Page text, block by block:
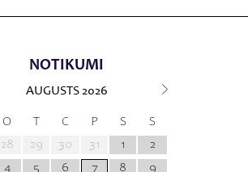
NOTIKUMI
AUGUSTS 2026
O T C P S
S
28 29 30 31 1
2
4 5 6 7 8
9